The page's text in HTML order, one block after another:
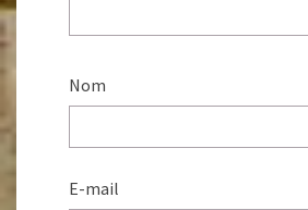
Nom
E-mail